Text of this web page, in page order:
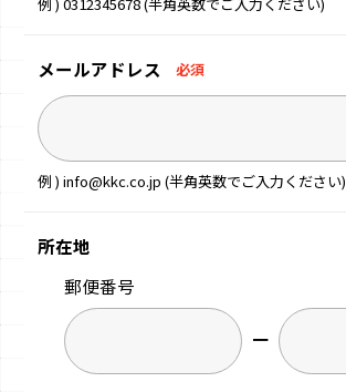
メールアドレス 必須
例 ) info@kkc.co.jp (半角英数でご入力ください)
所在地
郵便番号
−